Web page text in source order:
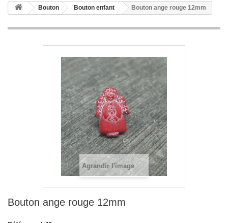
Bouton Bouton enfant Bouton ange rouge 12mm
Agrandir l'image
Bouton ange rouge 12mm